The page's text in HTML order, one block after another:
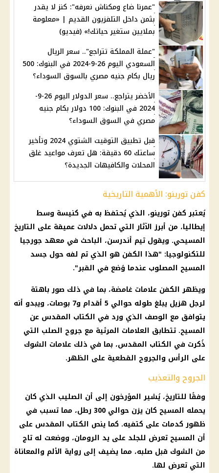
"عمرنا ضاع ومكناش نعرفه": كنز لا يقدر
بثمن داخل التلفزيون القديم | «معلومة
بملايين ستغير حياتك!» (فيديو)
"عملة المملكة تتراجع".. سعر الريال
السعودي اليوم 26-9-2024 في البنوك: 500
ريال بكام جنيه مصري بالسوق السوداء؟
الأخضر يتراجع.. سعر الدولار اليوم 26-9-
2024 في البنوك: 100 دولار بكام جنيه
مصري في السوق السوداء؟
قبل تطبيق التوقيت الشتوي 2024 وتأخير
ساعتك 60 دقيقة: هل تعرف مواعيد غلق
المحلات والكافيهات الجديدة؟
كفن تورينو: الأهمية التاريخية
يُعتبر كفن تورينو، الذي يُحتفظ به في كنيسة وسط
إيطاليا، من أبرز الآثار التي تحمل دلالات عميقة على التاريخ
المسيحي. ويقول تيم أندرسن، الباحث في معهد جورجيا
للتكنولوجيا: "هذا الكفن هو الذي تم لفه حول جسد
المسيح المصلوب عندما وُضع في القبر".
ويظهر الكفن علامات غامضة، بما في ذلك صور باهتة
لرجل هزيل يبلغ طوله حوالي 5 أقدام و7 بوصات، ويبدو أنه
يتوافق مع الوصف الذي ورد في الكتاب المقدس عن
المسيح. تتطابق العلامات المرئية مع جروح الصلب التي
ذُكرت في الكتاب المقدس، بما في ذلك علامات الشوك
على الرأس والجروح القطعية على الظهر.
الجروح والتعذيب
وفقًا للتاريخ، يُشير المؤرخون إلى أن الصليب الذي كان
يحمله المسيح
كان يزن حوالي 300 رطل، مما تسبب في
ظهور كدمات على كتفيه. كما ينص الكتاب المقدس على
أن المسيح تعرض للجلد على يد الرومان، ووضعت له تاج
من الشوك قبل صلبه، مما يضيف إلى رواية الألم والمعاناة
التي تعرض لها.